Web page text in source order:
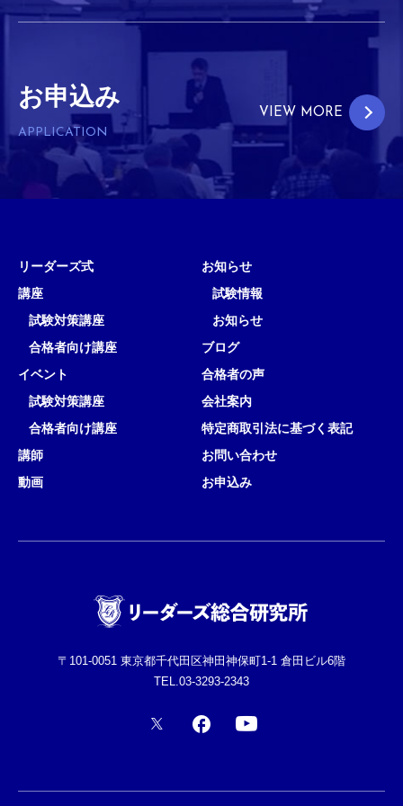
お申込み
APPLICATION
VIEW MORE
リーダーズ式
講座
試験対策講座
合格者向け講座
イベント
試験対策講座
合格者向け講座
講師
動画
お知らせ
試験情報
お知らせ
ブログ
合格者の声
会社案内
特定商取引法に基づく表記
お問い合わせ
お申込み
〒101-0051 東京都千代田区神田神保町1-1 倉田ビル6階
TEL.03-3293-2343